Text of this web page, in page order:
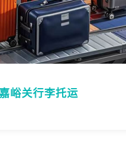
峪关行李托运